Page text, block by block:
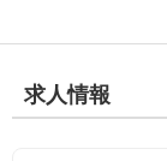
求人情報